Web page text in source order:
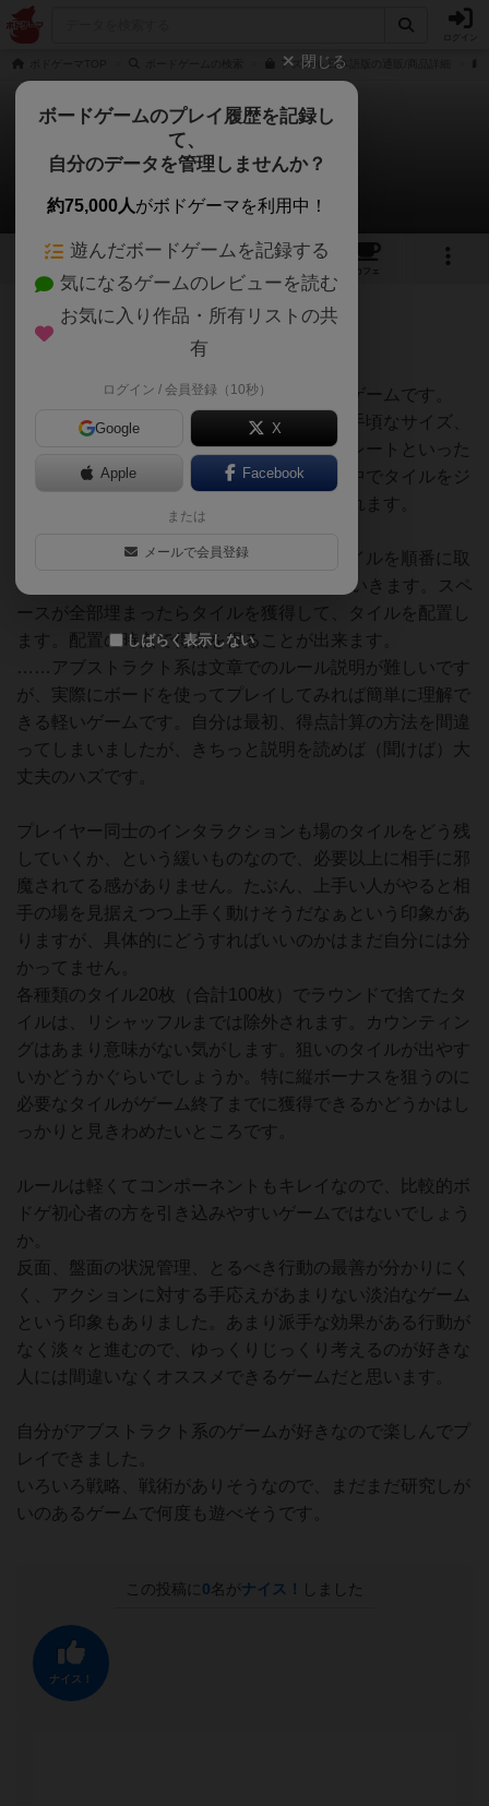
アズール 日本語版の通販/商品詳細
アズール
クロさんのレビュー
33 7 93
カフェ
468名 0名 0 8年以上前
色鮮やかで小さなタイルを取り合って遊ぶゲームです。
コンポーネントが本当に良く出来ていて、手頃なサイズ、
丸まった角の手触り、タイルが載る円形プレートといった
個々のデザインがすごくキレイです。袋の中でタイルをジ
ャラジャラとかき混ぜているだけで癒やされます。
ゲームとしては各プレイヤー同士で場のタイルを順番に取
っていって、1～5マスのスペースに埋めていきます。スペ
ースが全部埋まったらタイルを獲得して、タイルを配置し
ます。配置の時点で得点を得ることが出来ます。
……アブストラクト系は文章でのルール説明が難しいです
が、実際にボードを使ってプレイしてみれば簡単に理解で
きる軽いゲームです。自分は最初、得点計算の方法を間違
ってしまいましたが、きちっと説明を読めば（聞けば）大
丈夫のハズです。
プレイヤー同士のインタラクションも場のタイルをどう残
していくか、という緩いものなので、必要以上に相手に邪
魔されてる感がありません。たぶん、上手い人がやると相
手の場を見据えつつ上手く動けそうだなぁという印象があ
りますが、具体的にどうすればいいのかはまだ自分には分
かってません。
各種類のタイル20枚（合計100枚）でラウンドで捨てたタ
イルは、リシャッフルまでは除外されます。カウンティン
グはあまり意味がない気がします。狙いのタイルが出やす
いかどうかぐらいでしょうか。特に縦ボーナスを狙うのに
必要なタイルがゲーム終了までに獲得できるかどうかはし
っかりと見きわめたいところです。
ルールは軽くてコンポーネントもキレイなので、比較的ボ
ドゲ初心者の方を引き込みやすいゲームではないでしょう
か。
反面、盤面の状況管理、とるべき行動の最善が分かりにく
く、アクションに対する手応えがあまりない淡泊なゲーム
という印象もありました。あまり派手な効果がある行動が
なく淡々と進むので、ゆっくりじっくり考えるのが好きな
人には間違いなくオススメできるゲームだと思います。
自分がアブストラクト系のゲームが好きなので楽しんでプ
レイできました。
いろいろ戦略、戦術がありそうなので、まだまだ研究しが
いのあるゲームで何度も遊べそうです。
この投稿に 0名がナイス！ しました
ナイス！
閉じる
ボードゲームのプレイ履歴を記録し
て、
自分のデータを管理しませんか？
約75,000人がボドゲーマを利用中！
遊んだボードゲームを記録する
気になるゲームのレビューを読む
お気に入り作品・所有リストの共
有
ログイン / 会員登録（10秒）
Google X
Apple Facebook
または
メールで会員登録
しばらく表示しない